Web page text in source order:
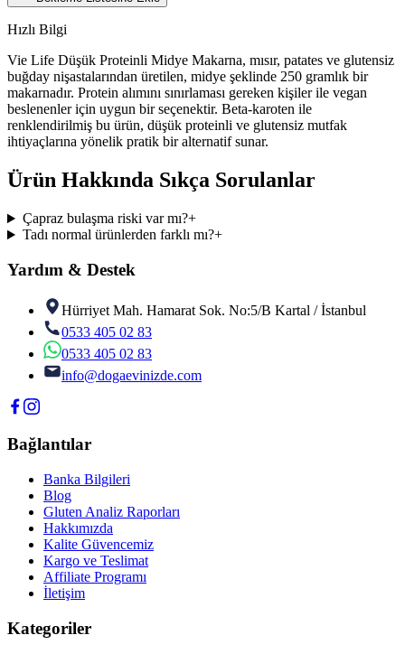
Hızlı Bilgi
Vie Life Düşük Proteinli Midye Makarna, mısır, patates ve glutensiz
buğday nişastalarından üretilen, midye şeklinde 250 gramlık bir
makarnadır. Protein alımını sınırlaması gereken kişiler ile vegan
beslenenler için uygun bir seçenektir. Beta-karoten ile
renklendirilmiş bu ürün, düşük proteinli ve glutensiz mutfak
ihtiyaçlarına yönelik pratik bir alternatif sunar.
Ürün Hakkında Sıkça Sorulanlar
Çapraz bulaşma riski var mı?+
Tadı normal ürünlerden farklı mı?+
Yardım & Destek
Hürriyet Mah. Hamarat Sok. No:5/B Kartal / İstanbul
0533 405 02 83
0533 405 02 83
info@dogaevinizde.com
Bağlantılar
Banka Bilgileri
Blog
Gluten Analiz Raporları
Hakkımızda
Kalite Güvencemiz
Kargo ve Teslimat
Affiliate Programı
İletişim
Kategoriler